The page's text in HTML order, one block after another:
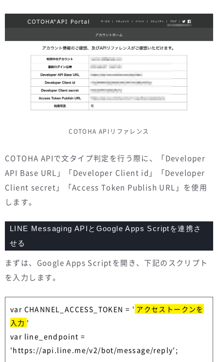
COTOHA APIリファレンス
COTOHA APIで文タイプ判定を行う際に、「Developer
API Base URL」「Developer Client id」「Developer
Client secret」「Access Token Publish URL」を使用
します。
LINE Messaging APIとGoogle Apps Scriptを連携さ
せる
まずは、Google Apps Scriptを開き、下記のスクリプト
を入力します。
var CHANNEL_ACCESS_TOKEN = ' アクセストークンを
入力 '
var line_endpoint =
'https://api.line.me/v2/bot/message/reply';